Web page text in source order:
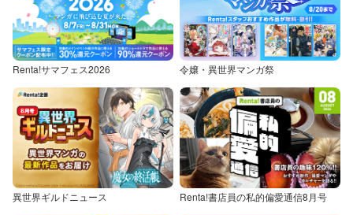
Renta!サマフェス2026 令嬢・異世界マンガ祭
異世界ギルドニュース Renta!書店員の私的偏愛通信8月号